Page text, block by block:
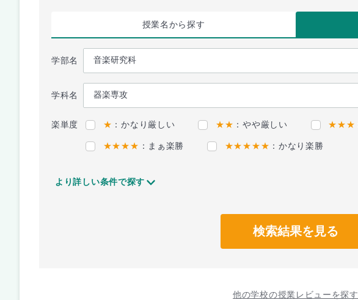
授業名から探す
学部名
学科名
楽単度 ★ ：かなり厳しい ★★ ：やや厳しい ★★★
★★★★ ：まぁ楽勝 ★★★★★ ：かなり楽勝
より詳しい条件で探す
検索結果を見る
他の学校の授業レビューを探す